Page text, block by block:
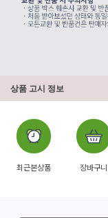
상품 고시 정보
최근본상품 장바구니